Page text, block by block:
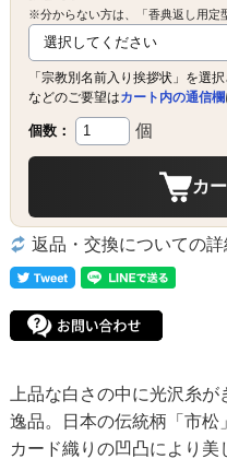
※分からない方は、「香典返し用定
「宗教別名前入り挨拶状」を選
などのご要望はカート内の通信欄
個数： 個
カ
返品・交換についての
上品な白さの中に光沢糸
逸品。日本の伝統柄「市松
カード織りの凹凸により